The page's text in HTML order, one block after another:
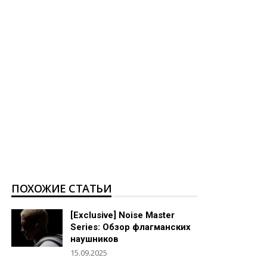
ПОХОЖИЕ СТАТЬИ
[Exclusive] Noise Master
Series: Обзор флагманских
наушников
15.09.2025